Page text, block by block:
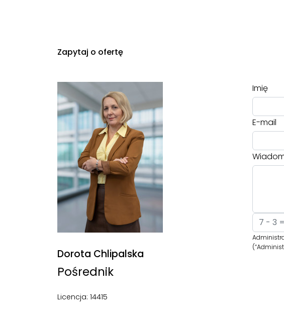
Zapytaj o ofertę
Dorota Chlipalska
Pośrednik
Licencja: 14415
Imię
E-mail